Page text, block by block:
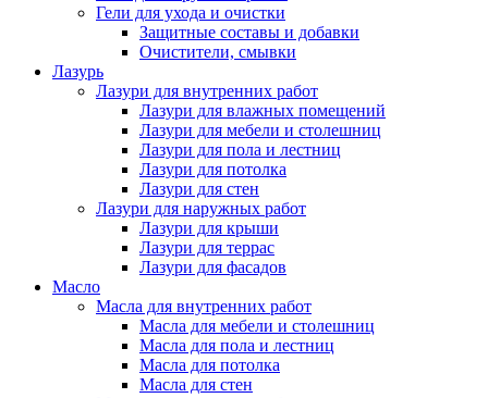
Гели для ухода и очистки
Защитные составы и добавки
Очистители, смывки
Лазурь
Лазури для внутренних работ
Лазури для влажных помещений
Лазури для мебели и столешниц
Лазури для пола и лестниц
Лазури для потолка
Лазури для стен
Лазури для наружных работ
Лазури для крыши
Лазури для террас
Лазури для фасадов
Масло
Масла для внутренних работ
Масла для мебели и столешниц
Масла для пола и лестниц
Масла для потолка
Масла для стен